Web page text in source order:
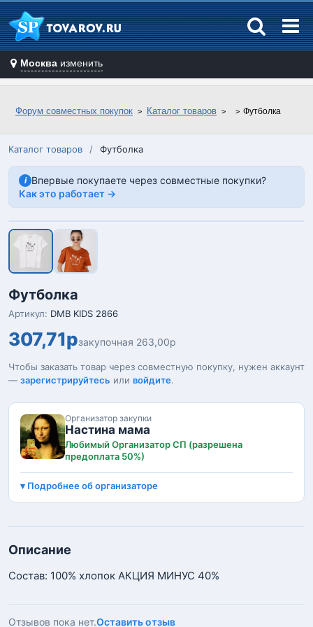
Москва изменить
Форум совместных покупок Каталог товаров Футболка
Каталог товаров / Футболка
i Впервые покупаете через совместные покупки?
Как это работает →
Футболка
Артикул: DMB KIDS 2866
307,71рзакупочная 263,00р
Чтобы заказать товар через совместную покупку, нужен аккаунт
— зарегистрируйтесь или войдите.
Организатор закупки
Настина мама
Любимый Организатор СП (разрешена
предоплата 50%)
Подробнее об организаторе
Описание
Состав: 100% хлопок АКЦИЯ МИНУС 40%
Отзывов пока нет.Оставить отзыв